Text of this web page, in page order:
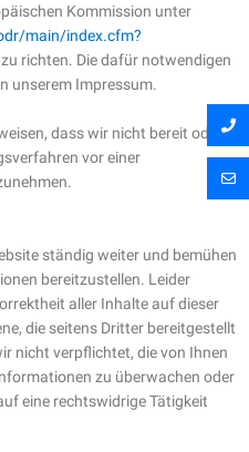
Kommission unter
main/index.cfm?
zu richten. Die dafür notwendigen
unserem Impressum.
dass wir nicht bereit oder
vor einer
ständig weiter und bemühen
bereitzustellen. Leider
aller Inhalte auf dieser
die seitens Dritter bereitgestellt
nicht verpflichtet, die von Ihnen
zu überwachen oder
eine rechtswidrige Tätigkeit